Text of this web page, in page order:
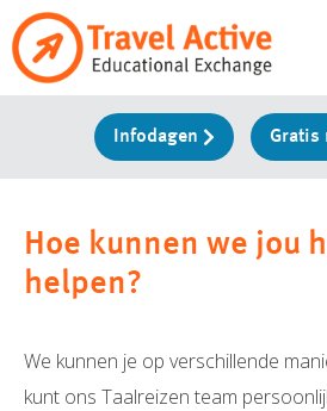
Ga
naar
Infodagen Gratis
Hoe kunnen we jou
helpen?
We kunnen je op verschillende
kunt ons Taalreizen team